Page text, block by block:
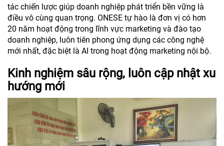
tác chiến lược giúp doanh nghiệp phát triển bền vững là
điều vô cùng quan trọng. ONESE tự hào là đơn vị có hơn
20 năm hoạt động trong lĩnh vực marketing và đào tạo
doanh nghiệp, luôn tiên phong ứng dụng các công nghệ
mới nhất, đặc biệt là AI trong hoạt động marketing nội bộ.
Kinh nghiệm sâu rộng, luôn cập nhật xu
hướng mới